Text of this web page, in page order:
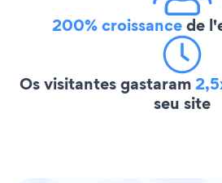
200% croissancede
Os visitantes gastaram
seu site